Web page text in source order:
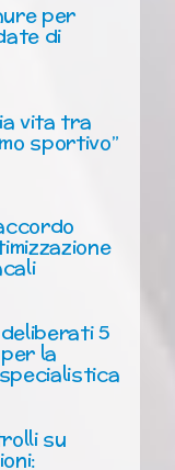
per
di
vita tra
sportivo”
deliberati 5
la
su